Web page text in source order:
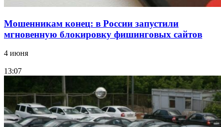
Мошенникам конец: в России запустили
мгновенную блокировку фишинговых сайтов
4 июня
13:07